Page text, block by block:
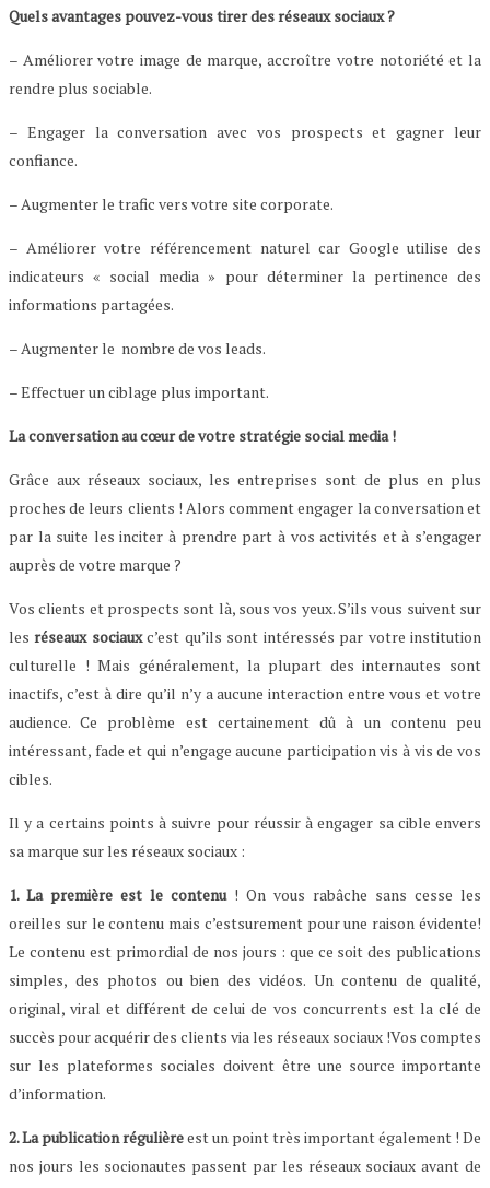
Quels avantages pouvez-vous tirer des réseaux sociaux ?
– Améliorer votre image de marque, accroître votre notoriété et la
rendre plus sociable.
– Engager la conversation avec vos prospects et gagner leur
confiance.
– Augmenter le trafic vers votre site corporate.
– Améliorer votre référencement naturel car Google utilise des
indicateurs « social media » pour déterminer la pertinence des
informations partagées.
– Augmenter le nombre de vos leads.
– Effectuer un ciblage plus important.
La conversation au cœur de votre stratégie social media !
Grâce aux réseaux sociaux, les entreprises sont de plus en plus
proches de leurs clients ! Alors comment engager la conversation et
par la suite les inciter à prendre part à vos activités et à s’engager
auprès de votre marque ?
Vos clients et prospects sont là, sous vos yeux. S’ils vous suivent sur
lesréseaux sociauxc’est qu’ils sont intéressés par votre institution
culturelle ! Mais généralement, la plupart des internautes sont
inactifs, c’est à dire qu’il n’y a aucune interaction entre vous et votre
audience. Ce problème est certainement dû à un contenu peu
intéressant, fade et qui n’engage aucune participation vis à vis de vos
cibles.
Il y a certains points à suivre pour réussir à engager sa cible envers
sa marque sur les réseaux sociaux :
1. La première est le contenu! On vous rabâche sans cesse les
oreilles sur le contenu mais c’estsurement pour une raison évidente!
Le contenu est primordial de nos jours : que ce soit des publications
simples, des photos ou bien des vidéos. Un contenu de qualité,
original, viral et différent de celui de vos concurrents est la clé de
succès pour acquérir des clients via les réseaux sociaux !Vos comptes
sur les plateformes sociales doivent être une source importante
d’information.
2. La publication régulièreest un point très important également ! De
nos jours les socionautes passent par les réseaux sociaux avant de